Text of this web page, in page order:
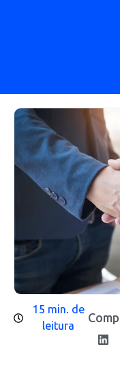
15 min. de
leitura